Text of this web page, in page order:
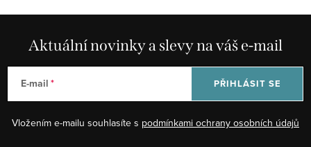
Aktuální novinky a slevy na váš e-mail
E-mail
Vložením e-mailu souhlasíte s podmínkami ochrany osobních údajů
PŘIHLÁSIT SE